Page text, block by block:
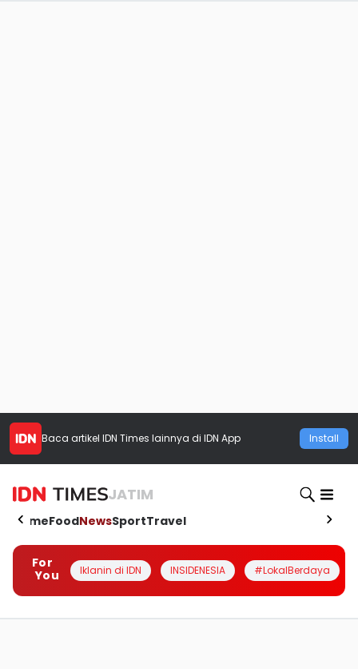
Baca artikel IDN Times lainnya di IDN App Install
JATIM
HomeFoodNewsSportTravel
For
You
Iklanin di IDN INSIDENESIA #LokalBerdaya